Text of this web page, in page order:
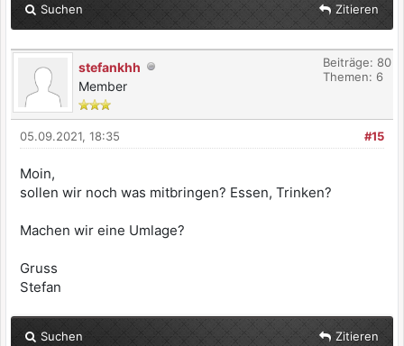
Suchen Zitieren
stefankhh
Member
Beiträge: 80
Themen: 6
#15
05.09.2021, 18:35
Moin,
sollen wir noch was mitbringen? Essen, Trinken?
Machen wir eine Umlage?
Gruss
Stefan
Suchen Zitieren